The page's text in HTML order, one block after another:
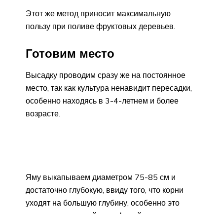
Этот же метод приносит максимальную
пользу при поливе фруктовых деревьев.
Готовим место
Высадку проводим сразу же на постоянное
место, так как культура ненавидит пересадки,
особенно находясь в 3-4-летнем и более
возрасте.
Яму выкапываем диаметром 75-85 см и
достаточно глубокую, ввиду того, что корни
уходят на большую глубину, особенно это